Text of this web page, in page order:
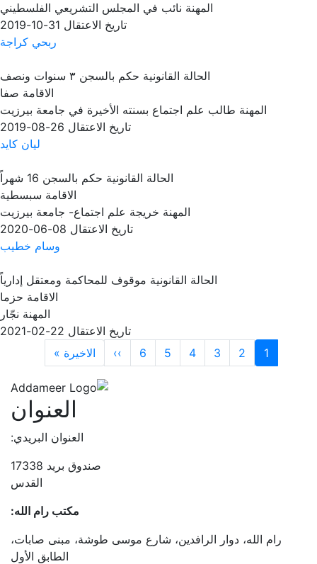
المهنة نائب في المجلس التشريعي الفلسطيني
تاريخ الاعتقال 31-10-2019
ربحي كراجة
الحالة القانونية حكم بالسجن ٣ سنوات ونصف
الاقامة صفا
المهنة طالب علم اجتماع بسنته الأخيرة في جامعة بيرزيت
تاريخ الاعتقال 26-08-2019
ليان كايد
الحالة القانونية حكم بالسجن 16 شهراً
الاقامة سبسطية
المهنة خريجة علم اجتماع- جامعة بيرزيت
تاريخ الاعتقال 08-06-2020
وسام خطيب
الحالة القانونية موقوف للمحاكمة ومعتقل إدارياً
الاقامة حزما
المهنة نجّار
تاريخ الاعتقال 22-02-2021
Pagination
Next page
الاخيرة »Last page
العنوان
العنوان البريدي:
صندوق بريد 17338
القدس
مكتب رام الله:
رام الله، دوار الرافدين، شارع موسى طوشة، مبنى صابات،
الطابق الأول